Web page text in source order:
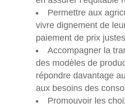
Permettre aux
vivre dignement de
paiement de prix
Accompagner la
des modèles de
répondre davantage
aux besoins des
Promouvoir les